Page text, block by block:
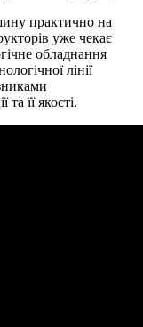
практично на
уже чекає
обладнання
лінії
її якості.